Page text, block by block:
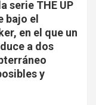
serie THE UP
bajo el
en el que un
a dos
y